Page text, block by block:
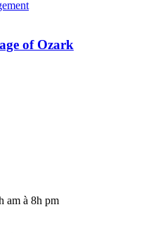
of Ozark
am à 8h pm